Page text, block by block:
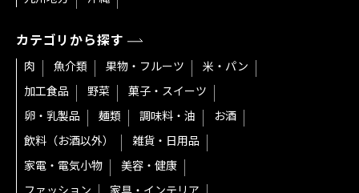
カテゴリから探す
肉 魚介類 果物・フルーツ
米・パン
加工食品
野菜
菓子・スイーツ
卵・乳製品
麺類 調味料・油
お酒
飲料（お酒以外）
雑貨・日用品
家電・電気小物
美容・健康
ファッション
家具・インテリア